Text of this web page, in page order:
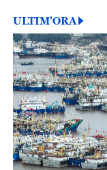
ULTIM'ORA